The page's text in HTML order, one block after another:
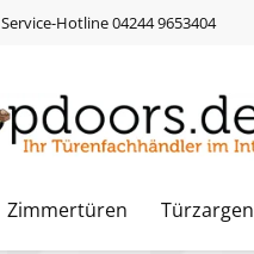
Service-Hotline 04244 9653404
Zimmertüren Türzargen